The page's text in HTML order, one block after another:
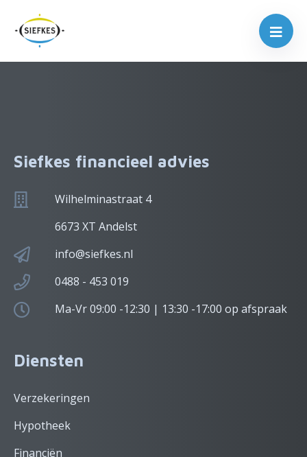
Siefkes financieel advies
Wilhelminastraat 4
6673 XT Andelst
info@siefkes.nl
0488 - 453 019
Ma-Vr 09:00 -12:30 | 13:30 -17:00 op afspraak
Diensten
Verzekeringen
Hypotheek
Financiën